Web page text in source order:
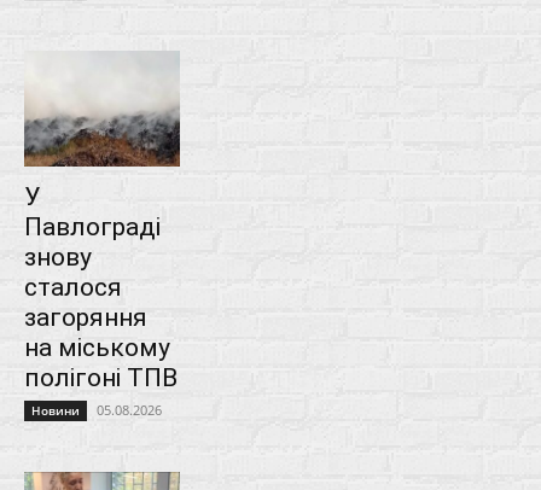
У
Павлограді
знову
сталося
загоряння
на міському
полігоні ТПВ
Новини 05.08.2026